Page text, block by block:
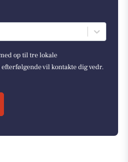
op til tre lokale
vil kontakte dig vedr.